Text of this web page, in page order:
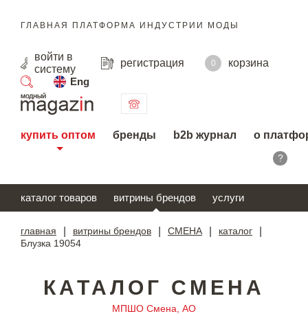
ГЛАВНАЯ ПЛАТФОРМА ИНДУСТРИИ МОДЫ
войти в
систему
регистрация 0
корзина
Eng
поиск
купить оптом бренды b2b журнал о
?
каталог товаров витрины брендов услуги
главная витрины брендов СМЕНА каталог
Блузка 19054
КАТАЛОГ СМЕНА
МПШО Смена, АО